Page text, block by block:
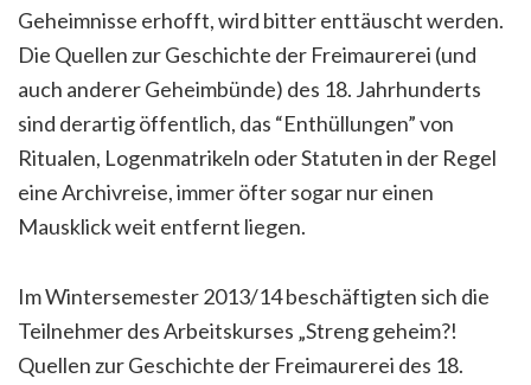
Geheimnisse erhofft, wird bitter enttäuscht werden.
Die Quellen zur Geschichte der Freimaurerei (und
auch anderer Geheimbünde) des 18. Jahrhunderts
sind derartig öffentlich, das “Enthüllungen” von
Ritualen, Logenmatrikeln oder Statuten in der Regel
eine Archivreise, immer öfter sogar nur einen
Mausklick weit entfernt liegen.
Im Wintersemester 2013/14 beschäftigten sich die
Teilnehmer des Arbeitskurses „Streng geheim?!
Quellen zur Geschichte der Freimaurerei des 18.